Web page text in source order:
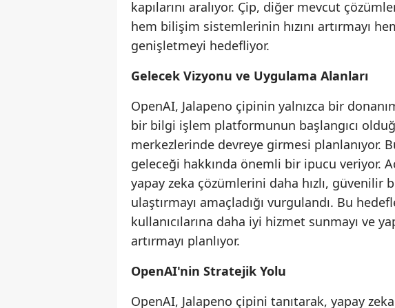
kapılarını aralıyor. Çip, diğer mevcut
hem bilişim sistemlerinin hızını artırmayı
genişletmeyi hedefliyor.
Gelecek Vizyonu ve Uygulama Alanları
OpenAI, Jalapeno çipinin yalnızca bir
bir bilgi işlem platformunun başlangıcı
merkezlerinde devreye girmesi planlanıyor.
geleceği hakkında önemli bir ipucu veriyor.
yapay zeka çözümlerini daha hızlı,
ulaştırmayı amaçladığı vurgulandı. Bu
kullanıcılarına daha iyi hizmet sunmayı ve
artırmayı planlıyor.
OpenAI'nin Stratejik Yolu
OpenAI, Jalapeno çipini tanıtarak, yapay